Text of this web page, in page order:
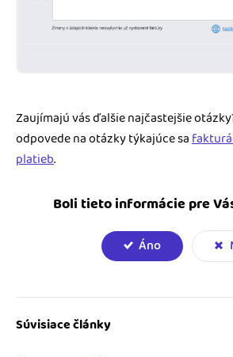
Zaujímajú vás ďalšie najčastejšie
odpovede na otázky týkajúce sa
platieb.
Boli tieto informácie pre
Áno
Súvisiace články